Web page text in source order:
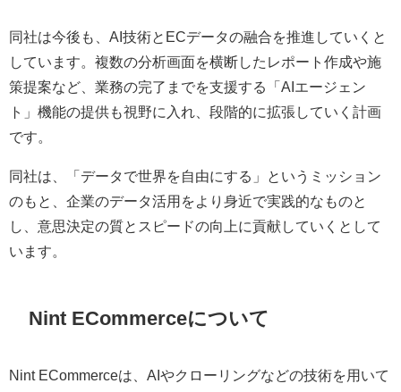
同社は今後も、AI技術とECデータの融合を推進していくと
しています。複数の分析画面を横断したレポート作成や施
策提案など、業務の完了までを支援する「AIエージェン
ト」機能の提供も視野に入れ、段階的に拡張していく計画
です。
同社は、「データで世界を自由にする」というミッション
のもと、企業のデータ活用をより身近で実践的なものと
し、意思決定の質とスピードの向上に貢献していくとして
います。
Nint ECommerceについて
Nint ECommerceは、AIやクローリングなどの技術を用いて